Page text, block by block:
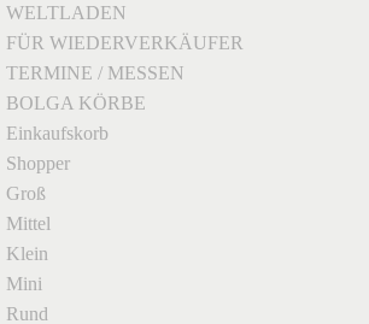
WELTLADEN
FÜR WIEDERVERKÄUFER
TERMINE / MESSEN
BOLGA KÖRBE
Einkaufskorb
Shopper
Groß
Mittel
Klein
Mini
Rund